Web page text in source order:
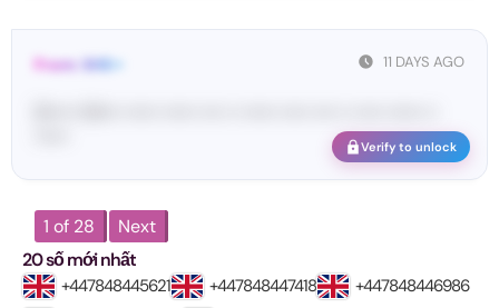
11 DAYS AGO
From: SHE••
Verify to unlock
1 of 28
Next
20 số mới nhất
+447848445621 +447848447418
+447848446986